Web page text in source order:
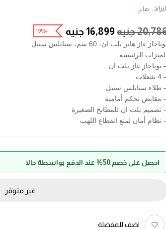
البراند : هانز
جنيه 16,899 جنيه -19%
غاز هانز بلت ان، 60 سم، ستانلس ستيل
الرئيسية:
بوتاجاز غاز بلت ان
طلاء ستانلس ستيل
مقابض تحكم أمامية
تصميم بلت ان للمطابخ الصغيرة
نظام أمان لمنع انقطاع اللهب
احصل على خصم 50% عند الدفع بواسطة حالا
غير متوفر
اضف للمفضلة